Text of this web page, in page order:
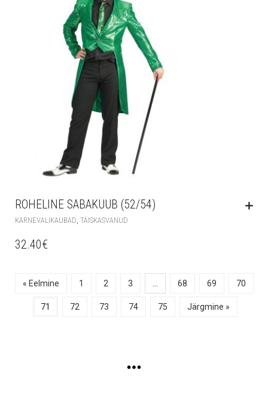
ROHELINE SABAKUUB (52/54)
KARNEVALIKAUBAD TÄISKASVANUD
32.40€
« Eelmine 1 2 3 68 69 70
71 72 73 74 75 Järgmine »